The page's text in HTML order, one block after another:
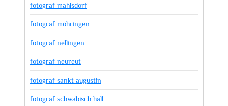
fotograf mahlsdorf
fotograf möhringen
fotograf nellingen
fotograf neureut
fotograf sankt augustin
fotograf schwäbisch hall